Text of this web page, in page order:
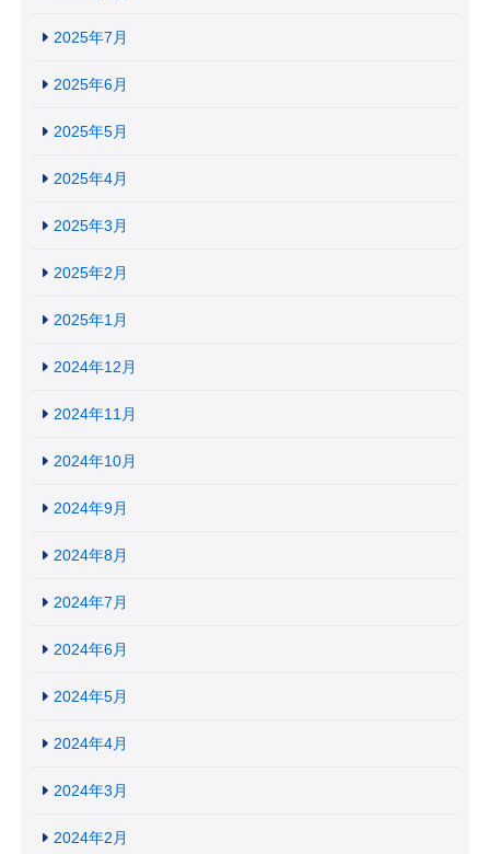
2025年7月
2025年6月
2025年5月
2025年4月
2025年3月
2025年2月
2025年1月
2024年12月
2024年11月
2024年10月
2024年9月
2024年8月
2024年7月
2024年6月
2024年5月
2024年4月
2024年3月
2024年2月